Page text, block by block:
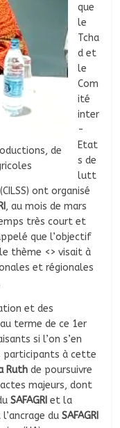
de
que
le
Tcha
d et
le
Com
ité
inter
-
Etat
s de
lutt
ont organisé
, au mois de mars
très court et
que l’objectif
thème <> visait à
et régionales
et des
terme de ce 1er
si l’on s’en
participants à cette
Ruthde poursuivre
majeurs, dont
SAFAGRIet la
l’ancrage duSAFAGRI